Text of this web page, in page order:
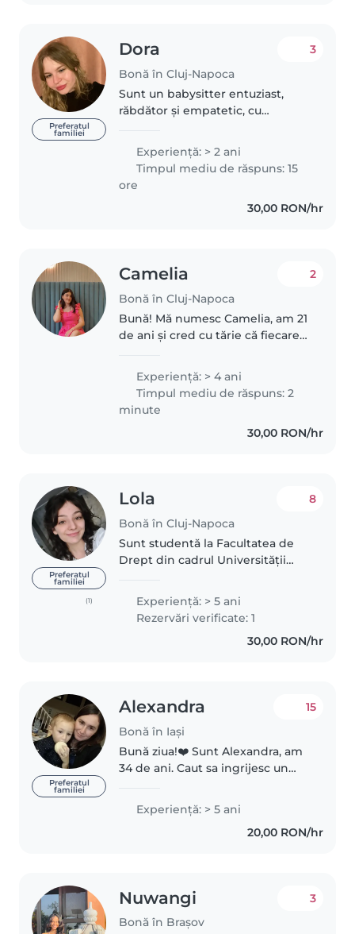
Preferatul
familiei
Dora
Bonă în Cluj-Napoca
3
Sunt un babysitter entuziast,
răbdător și empatetic, cu
îngrijirea copiilor de toate
vârstele, de la bebeluși până la
adolescenți. am abilități practice..
Experienţă: > 2 ani
Timpul mediu de răspuns: 15
ore
30,00 RON/hr
Camelia
Bonă în Cluj-Napoca
2
Bună! Mă numesc Camelia, am 21
de ani și cred cu tărie că fiecare
mediu plin de grijă, răbdare și
bucurie. Am terminat Liceul
Pedagogic și, pe parcurs,..
Experienţă: > 4 ani
Timpul mediu de răspuns: 2
minute
30,00 RON/hr
Preferatul
familiei
(1)
Lola
Bonă în Cluj-Napoca
8
Sunt studentă la Facultatea de
Drept din cadrul Universității
numeroasele mele pasiuni pot
aminti lectura, voluntariatul,
pictura și explorarea. Sunt o fire..
Experienţă: > 5 ani
Rezervări verificate: 1
30,00 RON/hr
Preferatul
familiei
Alexandra
Bonă în Iași
15
Bună ziua!❤️ Sunt Alexandra, am
34 de ani. Caut sa ingrijesc un
copiii sunt si eu mamă, am lucrat
ca ingrijitoare la o gradinită..
Experienţă: > 5 ani
20,00 RON/hr
Nuwangi
Bonă în Brașov
3